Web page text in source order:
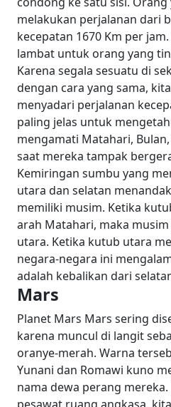
melakukan perjalanan dari
kecepatan 1670 Km per
lambat untuk orang yang
Karena segala sesuatu di
dengan cara yang sama,
menyadari perjalanan
paling jelas untuk
mengamati Matahari,
saat mereka tampak
Kemiringan sumbu yang
utara dan selatan
memiliki musim. Ketika
arah Matahari, maka
utara. Ketika kutub utara
negara-negara ini
adalah kebalikan dari
Mars
Planet Mars Mars sering
karena muncul di langit
oranye-merah. Warna
Yunani dan Romawi kuno
nama dewa perang